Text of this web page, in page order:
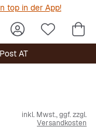
top in der App!
AT
inkl. Mwst., ggf. zzgl.
Versandkosten